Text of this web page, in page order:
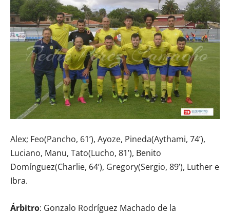
Alex; Feo(Pancho, 61’), Ayoze, Pineda(Aythami, 74’),
Luciano, Manu, Tato(Lucho, 81’), Benito
Domínguez(Charlie, 64’), Gregory(Sergio, 89’), Luther e
Ibra.
Árbitro: Gonzalo Rodríguez Machado de la